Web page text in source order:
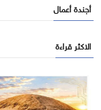
أجندة أعمال
الاكثر قراءة